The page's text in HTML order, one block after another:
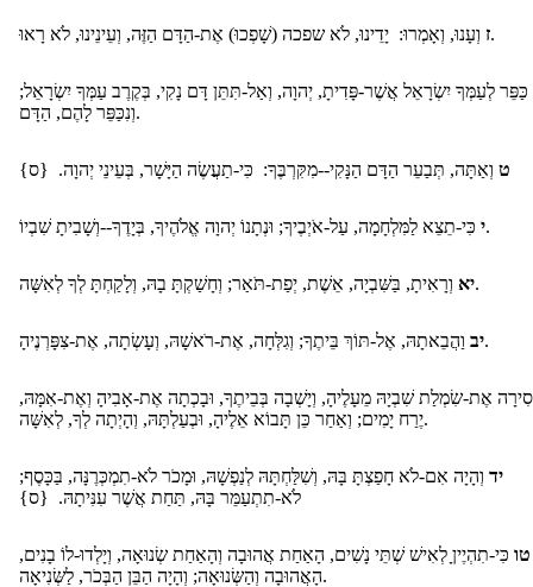
זוְעָנוּ, וְאָמְרוּ: יָדֵינוּ, לֹא שפכה (שָׁפְכוּ) אֶת-הַדָּם הַזֶּה, וְעֵינֵינוּ, לֹא רָאוּ.
כַּפֵּר לְעַמְּךָ יִשְׂרָאֵל אֲשֶׁר-פָּדִיתָ, יְהוָה, וְאַל-תִּתֵּן דָּם נָקִי, בְּקֶרֶב עַמְּךָ יִשְׂרָאֵל;
וְנִכַּפֵּר לָהֶם, הַדָּם.
ט וְאַתָּה, תְּבַעֵר הַדָּם הַנָּקִי--מִקִּרְבֶּךָ: כִּי-תַעֲשֶׂה הַיָּשָׁר, בְּעֵינֵי יְהוָה. {ס}
יכִּי-תֵצֵא לַמִּלְחָמָה, עַל-אֹיְבֶיךָ; וּנְתָנוֹ יְהוָה אֱלֹהֶיךָ, בְּיָדֶךָ--וְשָׁבִיתָ שִׁבְיוֹ.
יאוְרָאִיתָ, בַּשִּׁבְיָה, אֵשֶׁת, יְפַת-תֹּאַר; וְחָשַׁקְתָּ בָהּ, וְלָקַחְתָּ לְךָ לְאִשָּׁה.
יבוַהֲבֵאתָהּ, אֶל-תּוֹךְ בֵּיתֶךָ; וְגִלְּחָה, אֶת-רֹאשָׁהּ, וְעָשְׂתָה, אֶת-צִפָּרְנֶיהָ.
אֶת-שִׂמְלַת שִׁבְיָהּ מֵעָלֶיהָ, וְיָשְׁבָה בְּבֵיתֶךָ, וּבָכְתָה אֶת-אָבִיהָ וְאֶת-אִמָּהּ,
יֶרַח יָמִים; וְאַחַר כֵּן תָּבוֹא אֵלֶיהָ, וּבְעַלְתָּהּ, וְהָיְתָה לְךָ, לְאִשָּׁה.
יד וְהָיָה אִם-לֹא חָפַצְתָּ בָּהּ, וְשִׁלַּחְתָּהּ לְנַפְשָׁהּ, וּמָכֹר לֹא-תִמְכְּרֶנָּה, בַּכָּסֶף;
לֹא-תִתְעַמֵּר בָּהּ, תַּחַת אֲשֶׁר עִנִּיתָהּ. {ס}
טו כִּי-תִהְיֶיןָ לְאִישׁ שְׁתֵּי נָשִׁים, הָאַחַת אֲהוּבָה וְהָאַחַת שְׂנוּאָה, וְיָלְדוּ-לוֹ בָנִים,
הָאֲהוּבָה וְהַשְּׂנוּאָה; וְהָיָה הַבֵּן הַבְּכֹר, לַשְּׂנִיאָה.